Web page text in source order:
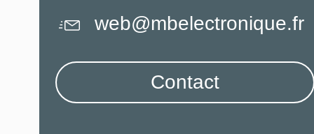
web@mbelectronique.fr
Contact